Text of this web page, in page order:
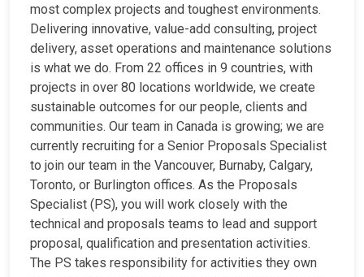
most complex projects and toughest environments.
Delivering innovative, value-add consulting, project
delivery, asset operations and maintenance solutions
is what we do. From 22 offices in 9 countries, with
projects in over 80 locations worldwide, we create
sustainable outcomes for our people, clients and
communities. Our team in Canada is growing; we are
currently recruiting for a Senior Proposals Specialist
to join our team in the Vancouver, Burnaby, Calgary,
Toronto, or Burlington offices. As the Proposals
Specialist (PS), you will work closely with the
technical and proposals teams to lead and support
proposal, qualification and presentation activities.
The PS takes responsibility for activities they own